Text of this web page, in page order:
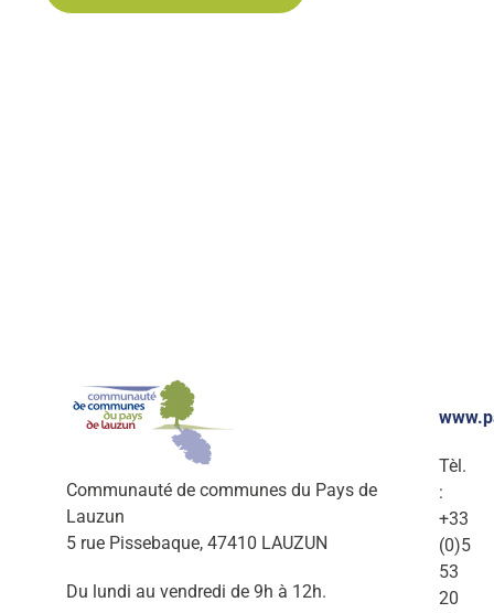
Communauté de communes du Pays de
Lauzun
5 rue Pissebaque, 47410 LAUZUN
Du lundi au vendredi de 9h à 12h.
Tèl.
:
+33
(0)5
53
20